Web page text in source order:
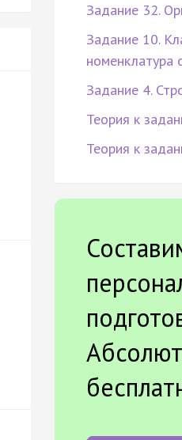
Задание 32.
Задание 10.
номенклатура
Задание 4.
Теория к
Теория к